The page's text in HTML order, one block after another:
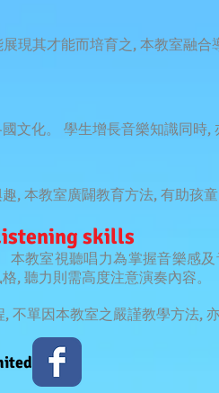
現其才能而培育之, 本教室融
文化。 學生增長音樂知識同時,
, 本教室廣闢教育方法, 有助孩
skills
本教室視聽唱力為掌握音樂感
, 聽力則需高度注意演奏內容。
, 不單因本教室之嚴謹教學方法,